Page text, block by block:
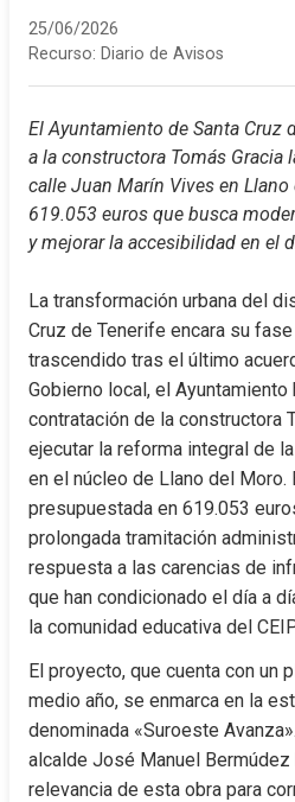
25/06/2026
Recurso: Diario de Avisos
El Ayuntamiento de Santa Cruz
a la constructora Tomás Gracia
calle Juan Marín Vives en
619.053 euros que busca
y mejorar la accesibilidad en el
La transformación urbana del
Cruz de Tenerife encara su
trascendido tras el último
Gobierno local, el
contratación de la constructora
ejecutar la reforma integral de
en el núcleo de Llano del Moro.
presupuestada en 619.053
prolongada tramitación
respuesta a las carencias de
que han condicionado el día a
la comunidad educativa del
El proyecto, que cuenta con un
medio año, se enmarca en la
denominada «Suroeste
alcalde José Manuel Bermúdez
relevancia de esta obra para